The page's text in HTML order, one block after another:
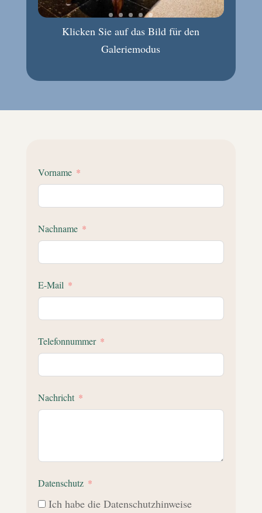
Klicken Sie auf das Bild für den
Galeriemodus
Vorname
Nachname
E-Mail
Telefonnummer
Nachricht
Datenschutz
Ich habe die Datenschutzhinweise